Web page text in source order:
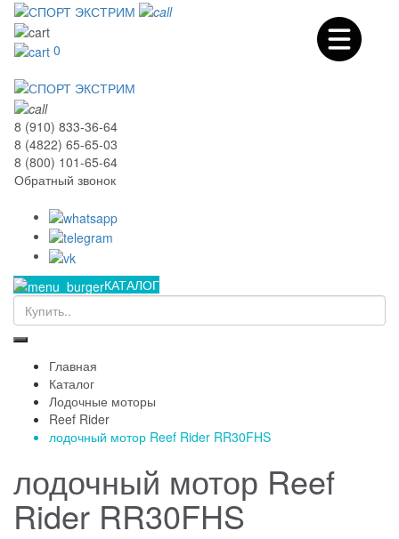
0
8 (910) 833-36-64
8 (4822) 65-65-03
8 (800) 101-65-64
Обратный звонок
КАТАЛОГ
Главная
Каталог
Лодочные моторы
Reef Rider
лодочный мотор Reef Rider RR30FHS
лодочный мотор Reef
Rider RR30FHS